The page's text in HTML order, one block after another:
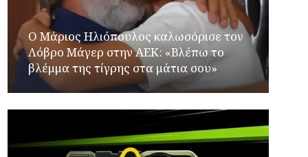
Ο Μάριος Ηλιόπουλος καλωσόρισε τον
Λόβρο Μάγερ στην ΑΕΚ: «Βλέπω το
βλέμμα της τίγρης στα μάτια σου»